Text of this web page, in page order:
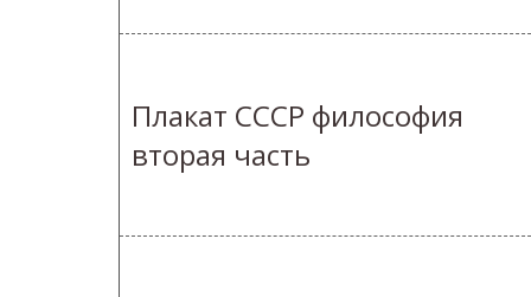
Плакат СССР философия
вторая часть